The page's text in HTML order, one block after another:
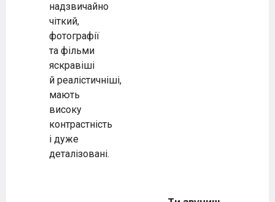
надзвичайно
чіткий,
фотографії
та фільми
яскравіші
й реалістичніші,
мають
високу
контрастність
і дуже
деталізовані.